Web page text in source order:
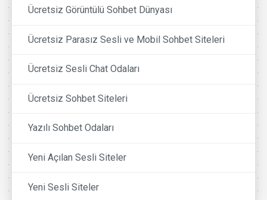
Ücretsiz Görüntülü Sohbet Dünyası
Ücretsiz Parasız Sesli ve Mobil Sohbet Siteleri
Ücretsiz Sesli Chat Odaları
Ücretsiz Sohbet Siteleri
Yazılı Sohbet Odaları
Yeni Açılan Sesli Siteler
Yeni Sesli Siteler